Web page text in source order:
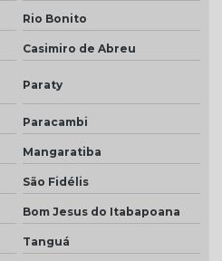
Rio Bonito
Casimiro de Abreu
Paraty
Paracambi
Mangaratiba
São Fidélis
Bom Jesus do Itabapoana
Tanguá